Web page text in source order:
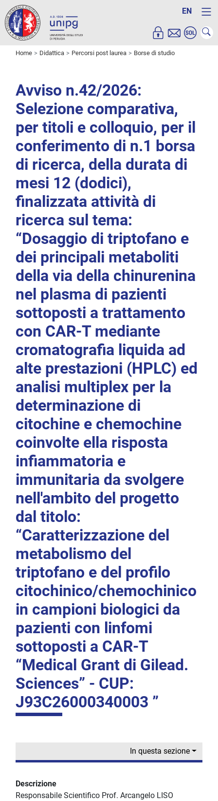
EN
Home Didattica Percorsi post laurea Borse di studio
Avviso n.42/2026:
Selezione comparativa,
per titoli e colloquio, per il
conferimento di n.1 borsa
di ricerca, della durata di
mesi 12 (dodici),
finalizzata attività di
ricerca sul tema:
“Dosaggio di triptofano e
dei principali metaboliti
della via della chinurenina
nel plasma di pazienti
sottoposti a trattamento
con CAR-T mediante
cromatografia liquida ad
alte prestazioni (HPLC) ed
analisi multiplex per la
determinazione di
citochine e chemochine
coinvolte ella risposta
infiammatoria e
immunitaria da svolgere
nell'ambito del progetto
dal titolo:
“Caratterizzazione del
metabolismo del
triptofano e del profilo
citochinico/chemochinico
in campioni biologici da
pazienti con linfomi
sottoposti a CAR-T
“Medical Grant di Gilead.
Sciences” - CUP:
J93C26000340003 ”
In questa sezione
Descrizione
Responsabile Scientifico Prof. Arcangelo LISO